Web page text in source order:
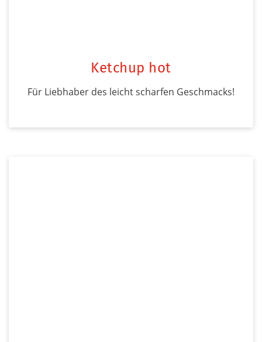
Ketchup hot
Für Liebhaber des leicht scharfen Geschmacks!